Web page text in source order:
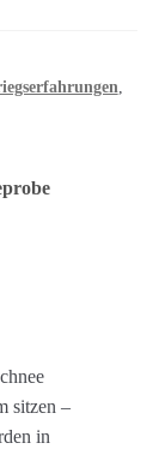
,
sitzen –
in